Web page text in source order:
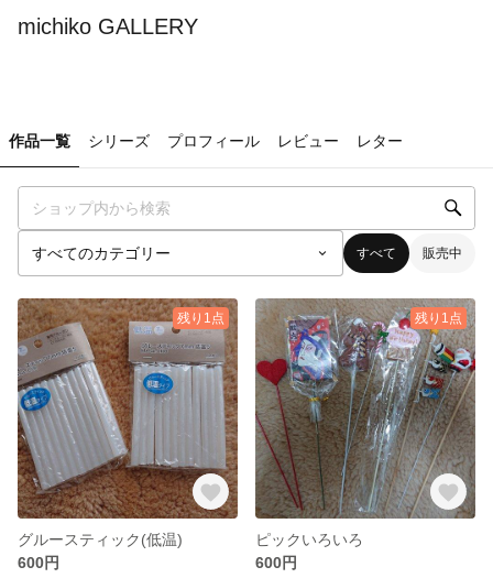
michiko GALLERY
作品一覧 シリーズ プロフィール レビュー レター
すべて 販売中
残り1点
グルースティック(低温)
600円
残り1点
ピックいろいろ
600円